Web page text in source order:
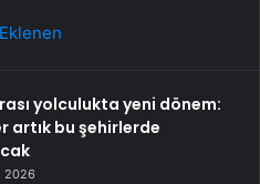
yolculukta yeni dönem:
artık bu şehirlerde
2026